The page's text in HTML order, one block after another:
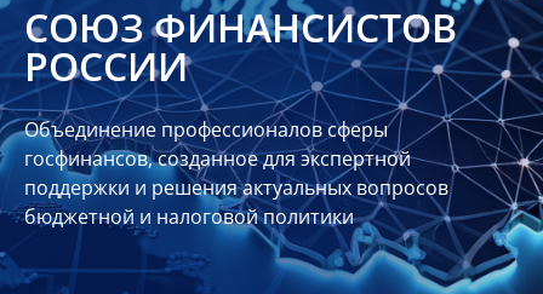
О
СФР
Совет
Союза
Участники
Планы
отчеты
СОЮЗ ФИНАНСИСТОВ
РОССИИ
Объединение профессионалов сферы
госфинансов, созданное для экспертной
поддержки и решения актуальных вопросов
бюджетной и налоговой политики